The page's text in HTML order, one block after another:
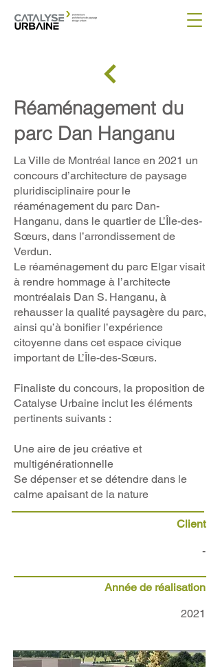
Réaménagement du
parc Dan Hanganu
La Ville de Montréal lance en 2021 un
concours d’architecture de paysage
pluridisciplinaire pour le
réaménagement du parc Dan-
Hanganu, dans le quartier de L’Île-des-
Sœurs, dans l’arrondissement de
Verdun.
Le réaménagement du parc Elgar visait
à rendre hommage à l’architecte
montréalais Dan S. Hanganu, à
rehausser la qualité paysagère du parc,
ainsi qu’à bonifier l’expérience
citoyenne dans cet espace civique
important de L’Île-des-Sœurs.
Finaliste du concours, la proposition de
Catalyse Urbaine inclut les éléments
pertinents suivants :
Une aire de jeu créative et
multigénérationnelle
Se dépenser et se détendre dans le
calme apaisant de la nature
Client
-
Année de réalisation
2021